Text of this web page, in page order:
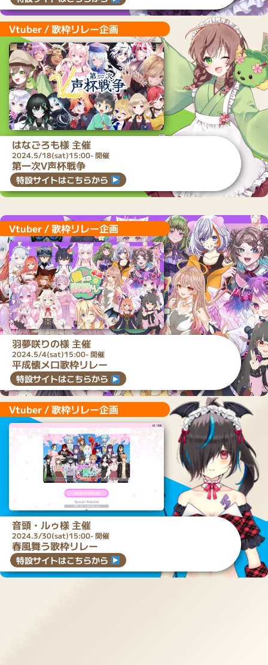
Vtuber / 歌枠リレー企画
はなごろも様 主催
2024.5/18(sat)15:00- 開催
第一次V声杯戦争
特設サイトはこちらから
Vtuber / 歌枠リレー企画
羽夢咲りの様 主催
2024.5/4(sat)15:00- 開催
平成懐メロ歌枠リレー
特設サイトはこちらから
Vtuber / 歌枠リレー企画
音頭・ルゥ様 主催
2024.3/30(sat)15:00- 開催
春風舞う歌枠リレー
特設サイトはこちらから